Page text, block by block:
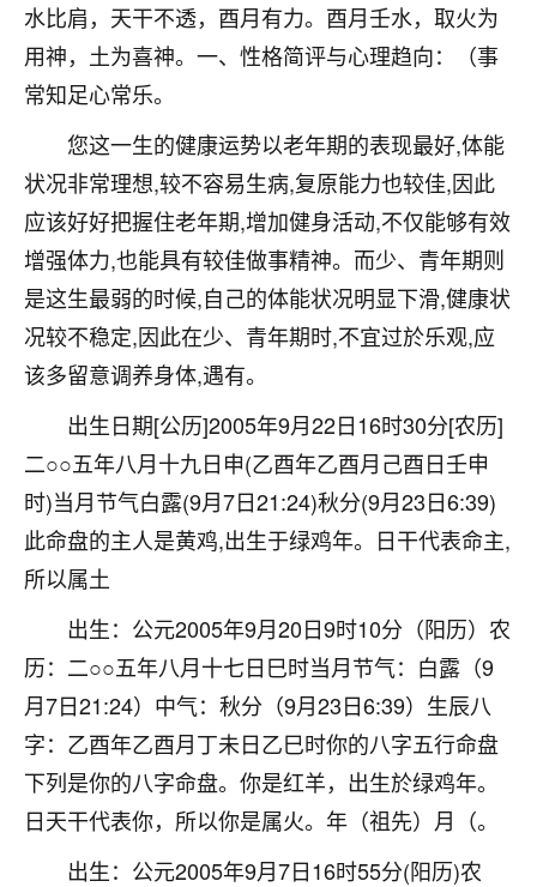
水比肩，天干不透，酉月有力。酉月壬水，取火为
用神，土为喜神。一、性格简评与心理趋向：（事
常知足心常乐。
您这一生的健康运势以老年期的表现最好,体能
状况非常理想,较不容易生病,复原能力也较佳,因此
应该好好把握住老年期,增加健身活动,不仅能够有效
增强体力,也能具有较佳做事精神。而少、青年期则
是这生最弱的时候,自己的体能状况明显下滑,健康状
况较不稳定,因此在少、青年期时,不宜过於乐观,应
该多留意调养身体,遇有。
出生日期[公历]2005年9月22日16时30分[农历]
二○○五年八月十九日申(乙酉年乙酉月己酉日壬申
时)当月节气白露(9月7日21:24)秋分(9月23日6:39)
此命盘的主人是黄鸡,出生于绿鸡年。日干代表命主,
所以属土
出生：公元2005年9月20日9时10分（阳历）农
历：二○○五年八月十七日巳时当月节气：白露（9
月7日21:24）中气：秋分（9月23日6:39）生辰八
字：乙酉年乙酉月丁未日乙巳时你的八字五行命盘
下列是你的八字命盘。你是红羊，出生於绿鸡年。
日天干代表你，所以你是属火。年（祖先）月（。
出生：公元2005年9月7日16时55分(阳历)农
我女儿高二叛逆，大半年不上学，一说她就要死要活
的，把我们两口子愁的不行，朋友给我推荐的慧来老
师，一开始我是病急乱投医，这半年来，法事一个个
做完，我女儿跟变了个人一样，不期望她能考多好的
大学，只要能安安稳稳的把书读了，身体心理都健健
康康的我就很知足了！
鹿森：可怜天下父母心啊！
3小时前 来自河北 16
付深
我是公司人事调整，有升迁机会，但同时竞争的我们
三个，找老师的时候是抱着侥幸心理，没想到老师看
着我晋升有望，我半信半疑的按照老师建议，做了化
太岁还有一个发钱粮，本来年前的人事调整，拖到年
后，我以为都没戏了，结果开年一上班，开会提拔升
职第一个就是我，职务无所谓，主要是底薪加了
3000，非常开心，无论如何，感恩感谢！🙏🏻
鹿森
12小时前 来自北京 32
心心相印
我身体不太好，总是病病殃殃的，去检查又没什么大
问题，反正就是不舒服。中医西医看遍了，找不到问
题，后来无意中看到有人推荐慧来老师，跟老师聊过
之后，心情豁然开朗，也听老师建议，处理了一些因
果问题。今年以来，身体比以前好多，主要是心情好
了，老师说境随心转，现在深有体会了。